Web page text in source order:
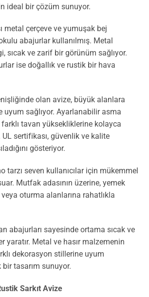
ideal bir çözüm sunuyor.
metal çerçeve ve yumuşak bej
abajurlar kullanılmış. Metal
sıcak ve zarif bir görünüm sağlıyor.
ise doğallık ve rustik bir hava
olan avize, büyük alanlara
uyum sağlıyor. Ayarlanabilir asma
tavan yüksekliklerine kolayca
sertifikası, güvenlik ve kalite
gösteriyor.
tarzı seven kullanıcılar için mükemmel
Mutfak adasının üzerine, yemek
veya oturma alanlarına rahatlıkla
abajurları sayesinde ortama sıcak ve
yaratır. Metal ve hasır malzemenin
dekorasyon stillerine uyum
tasarım sunuyor.
Sarkıt Avize